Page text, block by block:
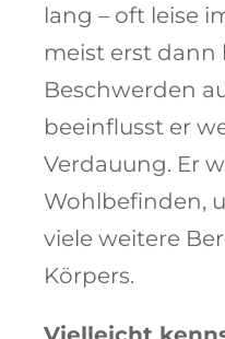
lang – oft leise
meist erst dann
Beschwerden
beeinflusst er
Verdauung. Er
Wohlbefinden,
viele weitere
Körpers.